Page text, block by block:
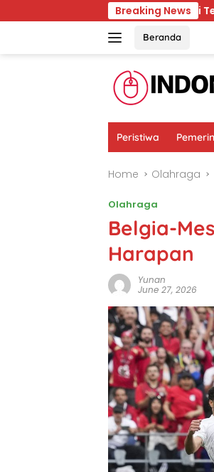
to
Breaking News
Mantan Istri Polisi Tewas di Kamar
Beranda
Peristiwa
Home Olahraga
Olahraga
Belgia-
Harapan
Yunan
June 27, 2026